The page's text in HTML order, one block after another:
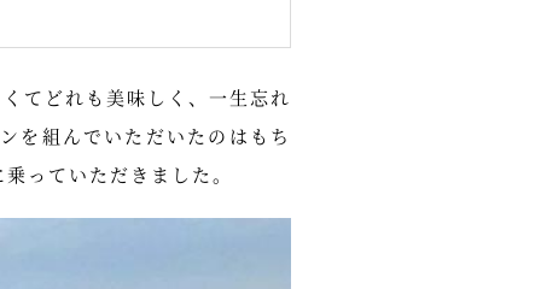
てどれも美味しく、一生忘れ
を組んでいただいたのはもち
っていただきました。